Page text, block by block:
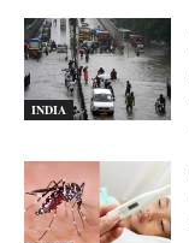
INDIA